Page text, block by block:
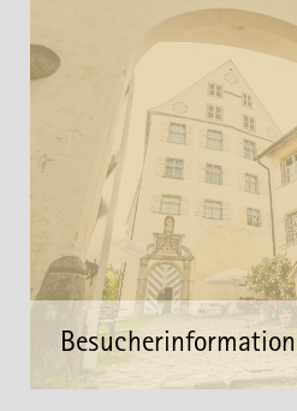
Besucherinformation